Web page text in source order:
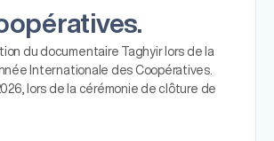
du documentaire Taghyir lors de la
Internationale des Coopératives.
lors de la cérémonie de clôture de